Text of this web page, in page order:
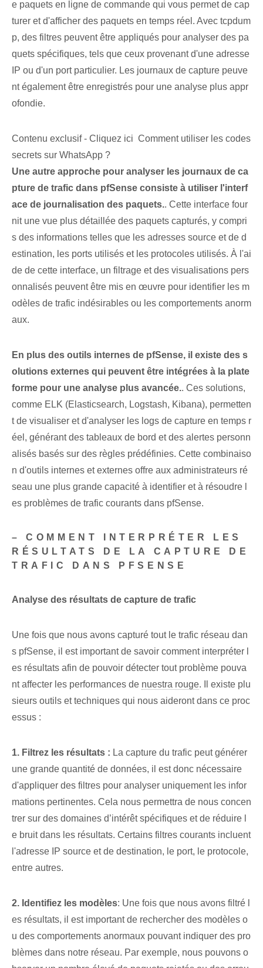
e paquets en ligne de commande qui vous permet de cap
turer et d'afficher des paquets en temps réel. Avec tcpdum
p, des filtres peuvent être appliqués pour analyser des pa
quets spécifiques, tels que ceux provenant d'une adresse
IP ou d'un port particulier. Les journaux de capture peuve
nt également être enregistrés pour une analyse plus appr
ofondie.
Contenu exclusif - Cliquez ici Comment utiliser les codes
secrets sur WhatsApp ?
Une autre approche pour analyser les journaux de ca
pture de trafic dans pfSense consiste à utiliser l'interf
ace de journalisation des paquets.. Cette interface four
nit une vue plus détaillée des paquets capturés, y compri
s des informations telles que les adresses source et de d
estination, les ports utilisés et les protocoles utilisés. À l'ai
de de cette interface, un filtrage et des visualisations pers
onnalisés peuvent être mis en œuvre pour identifier les m
odèles de trafic indésirables ou les comportements anorm
aux.
En plus des outils internes de pfSense, il existe des s
olutions externes qui peuvent être intégrées à la plate
forme pour une analyse plus avancée.. Ces solutions,
comme ELK (Elasticsearch, Logstash, Kibana), permetten
t de visualiser et d'analyser les logs de capture en temps r
éel, générant des tableaux de bord et des alertes personn
alisés basés sur des règles prédéfinies. Cette combinaiso
n d'outils internes et externes offre aux administrateurs ré
seau une plus grande capacité à identifier et à résoudre l
es problèmes de trafic courants dans pfSense.
– COMMENT INTERPRÉTER LES
RÉSULTATS DE LA CAPTURE DE
TRAFIC DANS PFSENSE
Analyse des résultats de capture de trafic
Une fois que nous avons capturé tout le trafic réseau dan
s pfSense, il est important de savoir comment interpréter l
es résultats afin de pouvoir détecter tout problème pouva
nt affecter les performances de nuestra rouge. Il existe plu
sieurs outils et techniques qui nous aideront dans ce proc
essus :
1. Filtrez les résultats : La capture du trafic peut générer
une grande quantité de données, il est donc nécessaire
d'appliquer des filtres pour analyser uniquement les infor
mations pertinentes. Cela nous permettra de nous concen
trer sur des domaines d’intérêt spécifiques et de réduire l
e bruit dans les résultats. Certains filtres courants incluent
l'adresse IP source et de destination, le port, le protocole,
entre autres.
2. Identifiez les modèles: Une fois que nous avons filtré l
es résultats, il est important de rechercher des modèles o
u des comportements anormaux pouvant indiquer des pro
blèmes dans notre réseau. Par exemple, nous pouvons o